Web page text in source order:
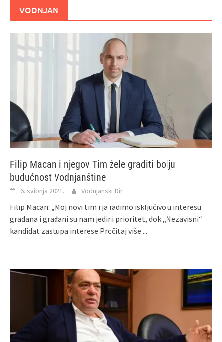
VODNJAN
Filip Macan i njegov Tim žele graditi bolju
budućnost Vodnjanštine
6. svibnja 2021. Vodnjanski Đir
Filip Macan: „Moj novi tim i ja radimo isključivo u interesu
građana i građani su nam jedini prioritet, dok „Nezavisni“
kandidat zastupa interese Pročitaj više ...